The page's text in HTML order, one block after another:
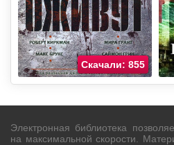
Скачали: 855
Электронная библиотека
на максимальной скорости.